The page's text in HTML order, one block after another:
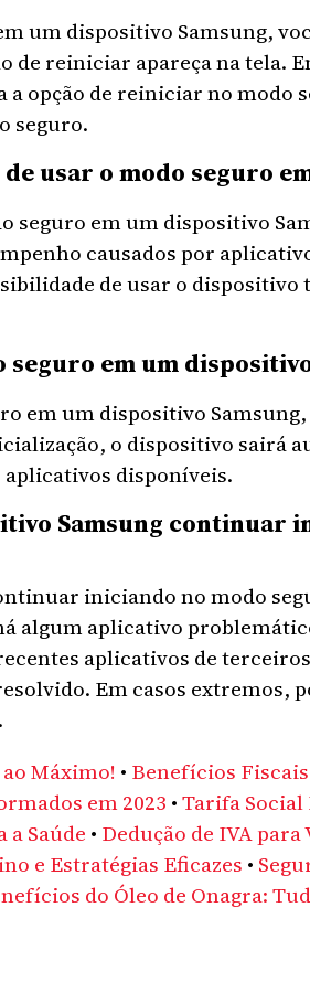
um dispositivo Samsung,
de reiniciar apareça na tela.
a opção de reiniciar no modo
seguro.
de usar o modo seguro
seguro em um dispositivo
causados por
de usar o
seguro em um
em um dispositivo
o dispositivo sairá
disponíveis.
Samsung continuar
iniciando no modo
algum aplicativo
aplicativos de
Em casos extremos,
Máximo! • Benefícios
em 2023 •Tarifa Social
Saúde • Dedução de IVA
e Estratégias Eficazes •
do Óleo de Onagra: